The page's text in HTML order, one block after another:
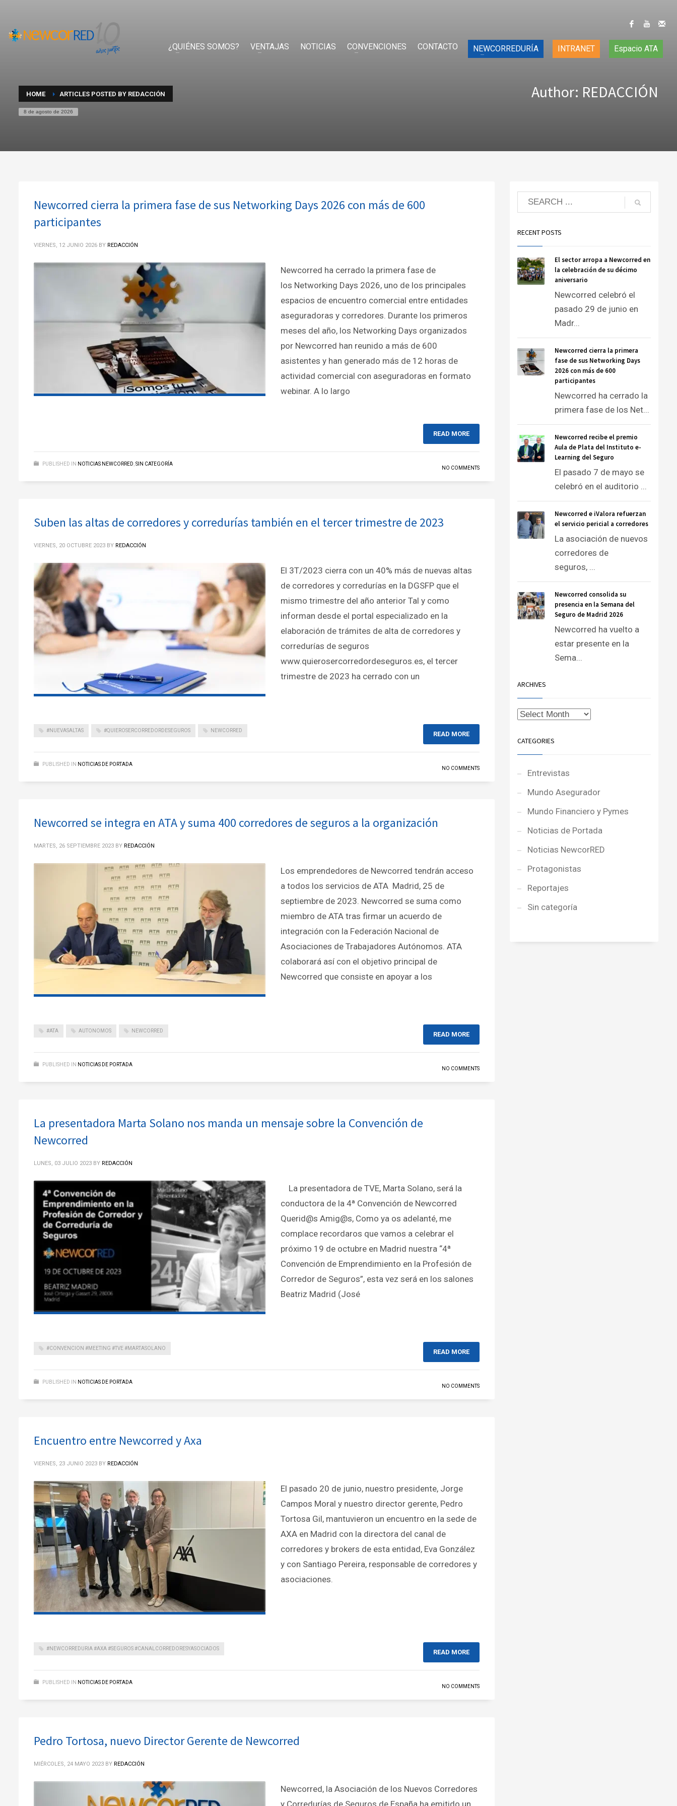
¿QUIÉNES SOMOS? VENTAJAS NOTICIAS CONVENCIONES CONTACTO NEWCORREDURÍA INTRANET Espacio ATA
HOME ARTICLES POSTED BY REDACCIÓN
8 de agosto de 2026
Author: REDACCIÓN
Newcorred cierra la primera fase de sus Networking Days 2026 con más de 600
participantes
VIERNES, 12 JUNIO 2026 BY REDACCIÓN
Newcorred ha cerrado la primera fase de
los Networking Days 2026, uno de los principales
espacios de encuentro comercial entre entidades
aseguradoras y corredores. Durante los primeros
meses del año, los Networking Days organizados
por Newcorred han reunido a más de 600
asistentes y han generado más de 12 horas de
actividad comercial con aseguradoras en formato
webinar. A lo largo
READ MORE
PUBLISHED IN NOTICIAS NEWCORRED SIN CATEGORÍA
NO COMMENTS
Suben las altas de corredores y corredurías también en el tercer trimestre de 2023
VIERNES, 20 OCTUBRE 2023 BY REDACCIÓN
El 3T/2023 cierra con un 40% más de nuevas altas
de corredores y corredurías en la DGSFP que el
mismo trimestre del año anterior Tal y como
informan desde el portal especializado en la
elaboración de trámites de alta de corredores y
corredurías de seguros
www.quierosercorredordeseguros.es, el tercer
trimestre de 2023 ha cerrado con un
#NUEVASALTAS #QUIEROSERCORREDORDESEGUROS NEWCORRED READ MORE
PUBLISHED IN NOTICIAS DE PORTADA
NO COMMENTS
Newcorred se integra en ATA y suma 400 corredores de seguros a la organización
MARTES, 26 SEPTIEMBRE 2023 BY REDACCIÓN
Los emprendedores de Newcorred tendrán acceso
a todos los servicios de ATA Madrid, 25 de
septiembre de 2023. Newcorred se suma como
miembro de ATA tras firmar un acuerdo de
integración con la Federación Nacional de
Asociaciones de Trabajadores Autónomos. ATA
colaborará así con el objetivo principal de
Newcorred que consiste en apoyar a los
#ATA AUTONOMOS NEWCORRED READ MORE
PUBLISHED IN NOTICIAS DE PORTADA
NO COMMENTS
La presentadora Marta Solano nos manda un mensaje sobre la Convención de
Newcorred
LUNES, 03 JULIO 2023 BY REDACCIÓN
La presentadora de TVE, Marta Solano, será la
conductora de la 4ª Convención de Newcorred
Querid@s Amig@s, Como ya os adelanté, me
complace recordaros que vamos a celebrar el
próximo 19 de octubre en Madrid nuestra “4ª
Convención de Emprendimiento en la Profesión de
Corredor de Seguros”, esta vez será en los salones
Beatriz Madrid (José
#CONVENCION #MEETING #TVE #MARTASOLANO READ MORE
PUBLISHED IN NOTICIAS DE PORTADA
NO COMMENTS
Encuentro entre Newcorred y Axa
VIERNES, 23 JUNIO 2023 BY REDACCIÓN
El pasado 20 de junio, nuestro presidente, Jorge
Campos Moral y nuestro director gerente, Pedro
Tortosa Gil, mantuvieron un encuentro en la sede de
AXA en Madrid con la directora del canal de
corredores y brokers de esta entidad, Eva González
y con Santiago Pereira, responsable de corredores y
asociaciones.
#NEWCORREDURIA #AXA #SEGUROS #CANALCORREDORESYASOCIADOS READ MORE
PUBLISHED IN NOTICIAS DE PORTADA
NO COMMENTS
Pedro Tortosa, nuevo Director Gerente de Newcorred
MIÉRCOLES, 24 MAYO 2023 BY REDACCIÓN
Newcorred, la Asociación de los Nuevos Corredores
y Corredurías de Seguros de España ha emitido un
RECENT POSTS
El sector arropa a Newcorred en
la celebración de su décimo
aniversario
Newcorred celebró el
pasado 29 de junio en
Madr...
Newcorred cierra la primera
fase de sus Networking Days
2026 con más de 600
participantes
Newcorred ha cerrado la
primera fase de los Net...
Newcorred recibe el premio
Aula de Plata del Instituto e-
Learning del Seguro
El pasado 7 de mayo se
celebró en el auditorio ...
Newcorred e iValora refuerzan
el servicio pericial a corredores
La asociación de nuevos
corredores de
seguros, ...
Newcorred consolida su
presencia en la Semana del
Seguro de Madrid 2026
Newcorred ha vuelto a
estar presente en la
Sema...
ARCHIVES
CATEGORIES
Entrevistas
Mundo Asegurador
Mundo Financiero y Pymes
Noticias de Portada
Noticias NewcorRED
Protagonistas
Reportajes
Sin categoría